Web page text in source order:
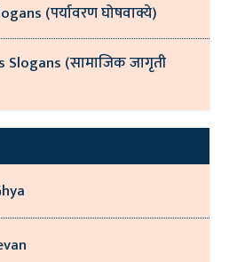
(पर्यावरण घोषवाक्ये)
Slogans (सामाजिक जागृती